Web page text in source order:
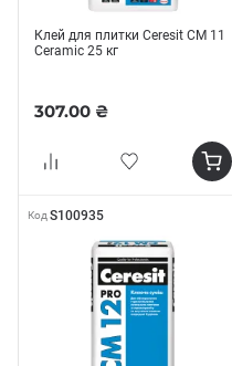
Клей для плитки Ceresit СМ 11
Ceramic 25 кг
307.00 ₴
Код S100935